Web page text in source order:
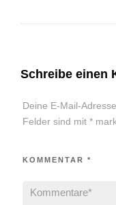
Schreibe einen
Deine E-Mail-
Felder sind mit *
KOMMENTAR *